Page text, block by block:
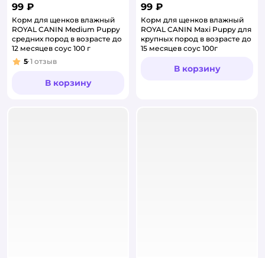
99 ₽
Корм для щенков влажный
ROYAL CANIN Medium Puppy
средних пород в возрасте до
12 месяцев соус 100 г
Рейтинг:
5 1 отзыв
В корзину
99 ₽
Корм для щенков влажный
ROYAL CANIN Maxi Puppy для
крупных пород в возрасте до
15 месяцев соус 100г
В корзину